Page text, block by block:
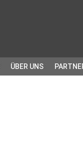
ÜBER UNS